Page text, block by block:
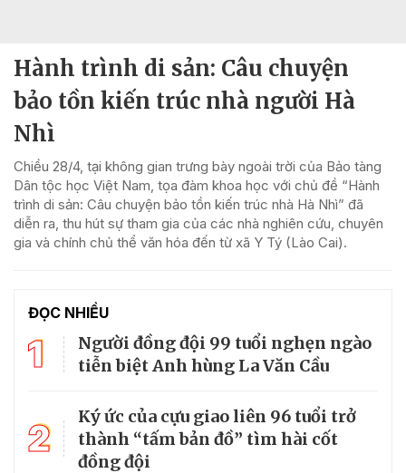
Hành trình di sản: Câu chuyện
bảo tồn kiến trúc nhà người Hà
Nhì
Chiều 28/4, tại không gian trưng bày ngoài trời của Bảo tàng
Dân tộc học Việt Nam, tọa đàm khoa học với chủ đề “Hành
trình di sản: Câu chuyện bảo tồn kiến trúc nhà Hà Nhì” đã
diễn ra, thu hút sự tham gia của các nhà nghiên cứu, chuyên
gia và chính chủ thể văn hóa đến từ xã Y Tý (Lào Cai).
ĐỌC NHIỀU
1
Người đồng đội 99 tuổi nghẹn ngào
tiễn biệt Anh hùng La Văn Cầu
2
Ký ức của cựu giao liên 96 tuổi trở
thành “tấm bản đồ” tìm hài cốt
đồng đội